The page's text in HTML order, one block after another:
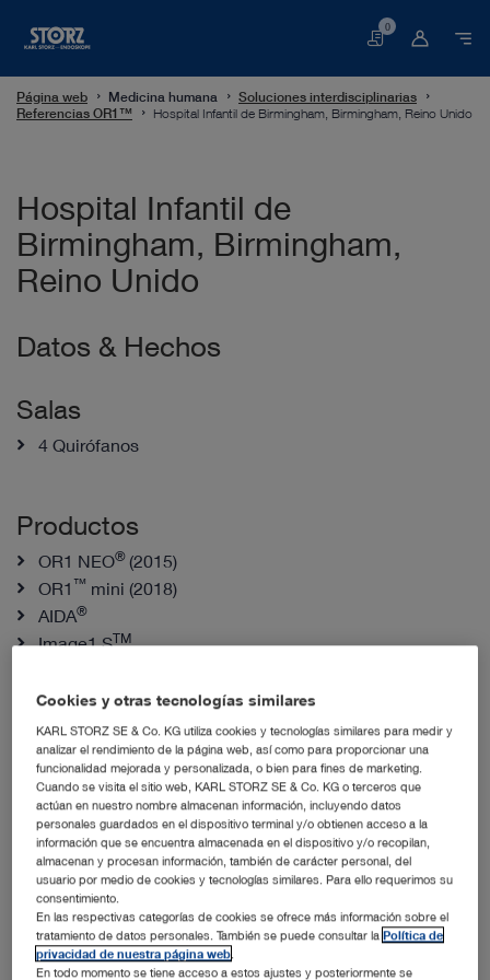
Cesta
0
Página web Medicina humana
Soluciones interdisciplinarias
Referencias OR1™
Hospital Infantil de Birmingham, Birmingham, Reino Unido
Hospital Infantil de
Birmingham, Birmingham,
Reino Unido
Datos & Hechos
Salas
4 Quirófanos
Productos
OR1 NEO® (2015)
OR1 ™ mini (2018)
AIDA®
Image1 STM
Opinión de un especialista
Cookies y otras tecnologías similares
KARL STORZ SE & Co. KG utiliza cookies y tecnologías similares para medir y
analizar el rendimiento de la página web, así como para proporcionar una
funcionalidad mejorada y personalizada, o bien para fines de marketing.
Cuando se visita el sitio web, KARL STORZ SE & Co. KG o terceros que
actúan en nuestro nombre almacenan información, incluyendo datos
personales guardados en el dispositivo terminal y/o obtienen acceso a la
información que se encuentra almacenada en el dispositivo y/o recopilan,
almacenan y procesan información, también de carácter personal, del
usuario por medio de cookies y tecnologías similares. Para ello requerimos su
consentimiento.
En las respectivas categorías de cookies se ofrece más información sobre el
tratamiento de datos personales. También se puede consultar laPolítica de
privacidad de nuestra página web
En todo momento se tiene acceso a estos ajustes y posteriormente se